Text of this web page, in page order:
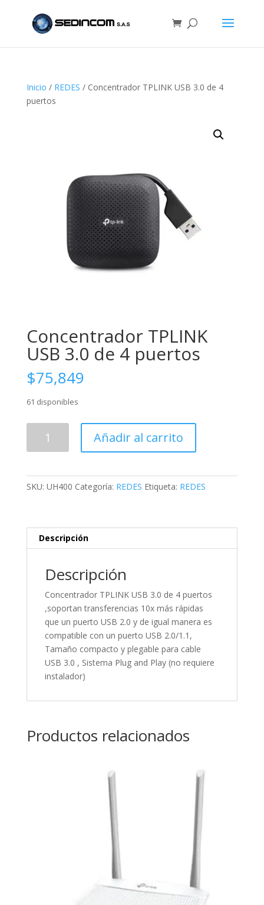
Inicio / REDES / Concentrador TPLINK USB 3.0 de 4
puertos
Concentrador TPLINK
USB 3.0 de 4 puertos
$75,849
61 disponibles
TPLINK
de
Añadir al carrito
SKU: UH400 Categoría: REDES Etiqueta: REDES
Descripción
Descripción
Concentrador TPLINK USB 3.0 de 4 puertos
,soportan transferencias 10x más rápidas
que un puerto USB 2.0 y de igual manera es
compatible con un puerto USB 2.0/1.1,
Tamaño compacto y plegable para cable
USB 3.0 , Sistema Plug and Play (no requiere
instalador)
Productos relacionados